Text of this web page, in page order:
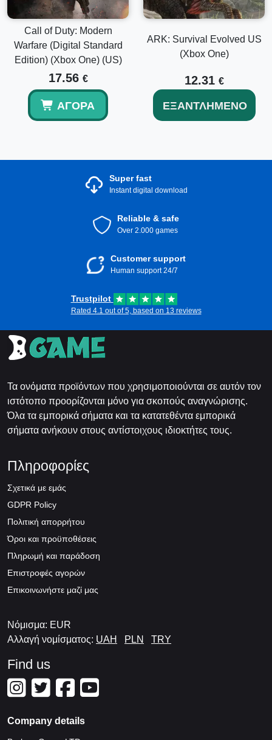
Call of Duty: Modern
Warfare (Digital Standard
Edition) (Xbox One) (US)
17.56 €
ΑΓΟΡΆ
ARK: Survival Evolved US
(Xbox One)
12.31 €
ΕΞΑΝΤΛΗΜΈΝΟ
Super fast
Instant digital download
Reliable & safe
Over 2.000 games
Customer support
Human support 24/7
Trustpilot
Rated 4.1 out of 5, based on 13 reviews
Τα ονόματα προϊόντων που χρησιμοποιούνται σε αυτόν τον
ιστότοπο προορίζονται μόνο για σκοπούς αναγνώρισης.
Όλα τα εμπορικά σήματα και τα κατατεθέντα εμπορικά
σήματα ανήκουν στους αντίστοιχους ιδιοκτήτες τους.
Πληροφορίες
Σχετικά με εμάς
GDPR Policy
Πολιτική απορρήτου
Όροι και προϋποθέσεις
Πληρωμή και παράδοση
Επιστροφές αγορών
Επικοινωνήστε μαζί μας
Νόμισμα: EUR
Αλλαγή νομίσματος: UAH PLN TRY
Find us
Company details